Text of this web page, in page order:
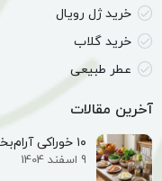
خرید ژل رویال
خرید گلاب
عطر طبیعی
آخرین مقالات
۱۰ خوراکی آرام‌بخش طبیعی برای اعصاب خسته
9 اسفند 1404